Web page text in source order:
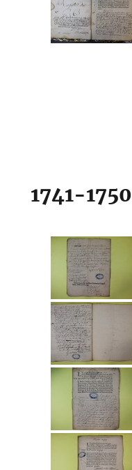
1741-1750